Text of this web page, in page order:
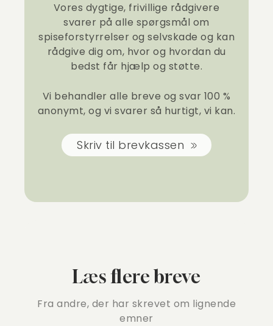
Vores dygtige, frivillige rådgivere
svarer på alle spørgsmål om
spiseforstyrrelser og selvskade og kan
rådgive dig om, hvor og hvordan du
bedst får hjælp og støtte.
Vi behandler alle breve og svar 100 %
anonymt, og vi svarer så hurtigt, vi kan.
Skriv til brevkassen
Læs flere breve
Fra andre, der har skrevet om lignende
emner